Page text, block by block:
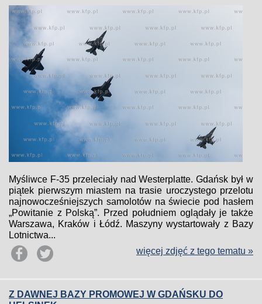
Myśliwce F-35 przeleciały nad Westerplatte. Gdańsk był w
piątek pierwszym miastem na trasie uroczystego przelotu
najnowocześniejszych samolotów na świecie pod hasłem
„Powitanie z Polską”. Przed południem oglądały je także
Warszawa, Kraków i Łódź. Maszyny wystartowały z Bazy
Lotnictwa...
więcej zdjęć z tego tematu »
Z DAWNEJ BAZY PROMOWEJ W GDAŃSKU DO